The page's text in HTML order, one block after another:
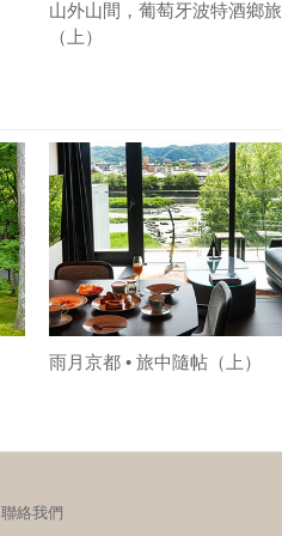
山外山間，葡萄牙波特酒鄉旅
（上）
雨月京都 • 旅中隨帖（上）
聯絡我們